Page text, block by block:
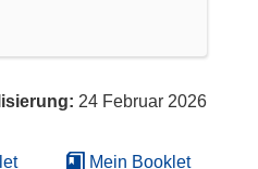
24 Februar 2026
Mein Booklet